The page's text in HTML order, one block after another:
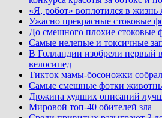
«Я, робот» воплотился в жизнь
Ужасно прекрасные стоковые
До смешного плохие стоковые
Самые нелепые и токсичные
В Голландии изобрели первый
велосипед
Тикток мамы-босоножки
Самые смешные фотки
Дюжина худших описаний
Мировой топ-40 обителей зла